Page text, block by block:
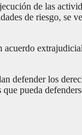
de las
de riesgo, se
defender los
pueda